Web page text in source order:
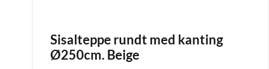
Sisalteppe rundt med kanting
Ø250cm. Beige